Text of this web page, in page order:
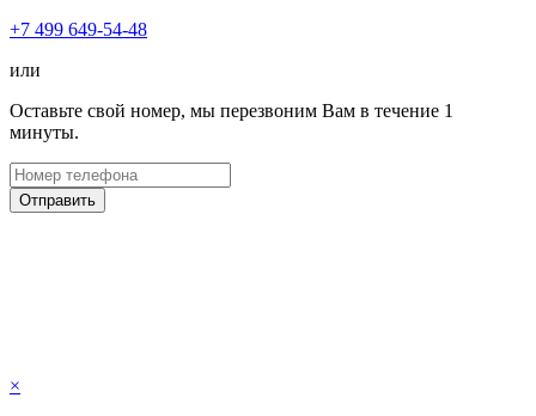
+7 499 649-54-48
или
Оставьте свой номер, мы перезвоним Вам в течение 1
минуты.
Отправить
×